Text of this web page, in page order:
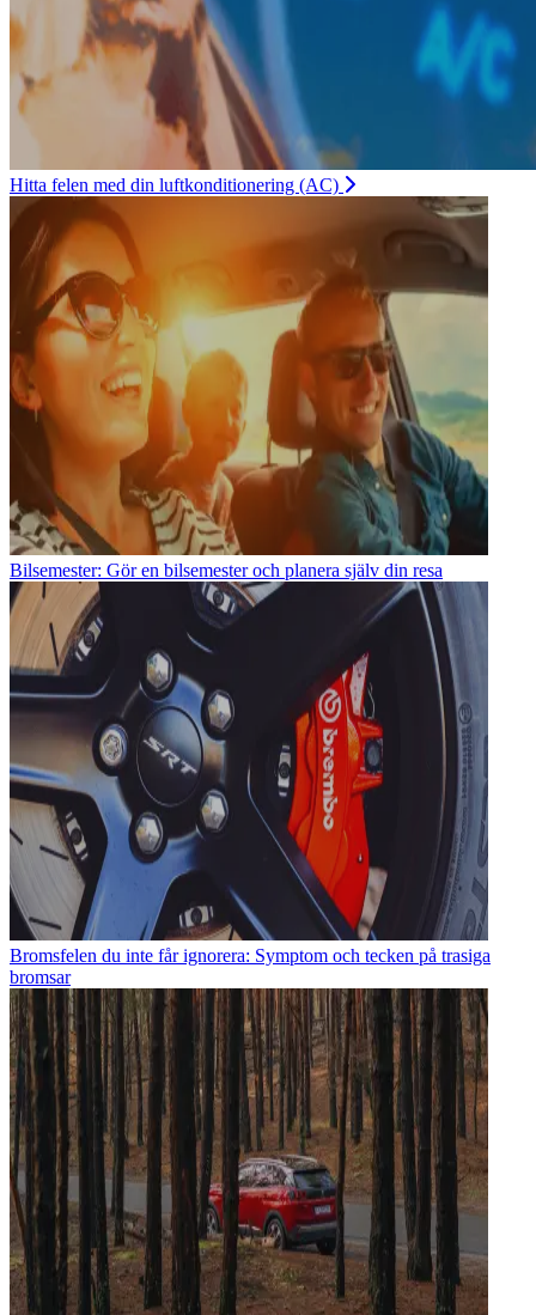
Hitta felen med din luftkonditionering (AC)
Bilsemester: Gör en bilsemester och planera själv din resa
Bromsfelen du inte får ignorera: Symptom och tecken på trasiga
bromsar